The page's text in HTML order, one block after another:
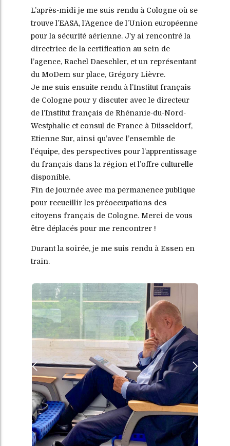
L’après-midi je me suis rendu à Cologne où se
trouve l’EASA, l’Agence de l’Union européenne
pour la sécurité aérienne. J’y ai rencontré la
directrice de la certification au sein de
l’agence, Rachel Daeschler, et un représentant
du MoDem sur place, Grégory Lièvre.
Je me suis ensuite rendu à l’Institut français
de Cologne pour y discuter avec le directeur
de l’Institut français de Rhénanie-du-Nord-
Westphalie et consul de France à Düsseldorf,
Etienne Sur, ainsi qu’avec l’ensemble de
l’équipe, des perspectives pour l’apprentissage
du français dans la région et l’offre culturelle
disponible.
Fin de journée avec ma permanence publique
pour recueillir les préoccupations des
citoyens français de Cologne. Merci de vous
être déplacés pour me rencontrer !
Durant la soirée, je me suis rendu à Essen en
train.